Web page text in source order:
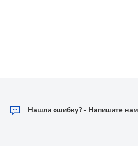
Hашли ошибку? - Напишите нам